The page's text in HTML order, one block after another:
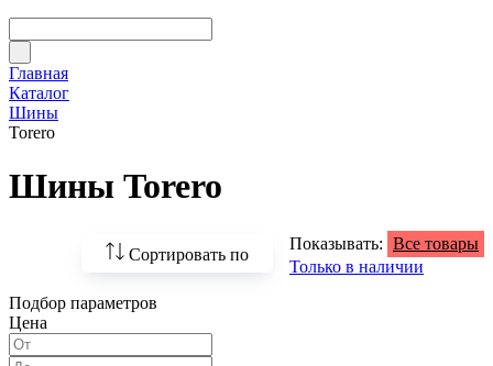
Главная
Каталог
Шины
Torero
Шины Torero
Сортировать по
По возрастанию
Показывать: Все товары
Только в наличии
Подбор параметров
Цена